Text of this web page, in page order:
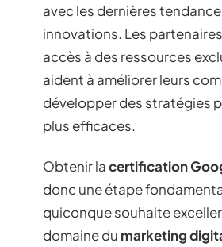
avec les dernières
innovations. Les
accès à des ressources
aident à améliorer leurs
développer des stratégies
plus efficaces.
Obtenir lacertification
donc une étape
quiconque souhaite
domaine du marketing